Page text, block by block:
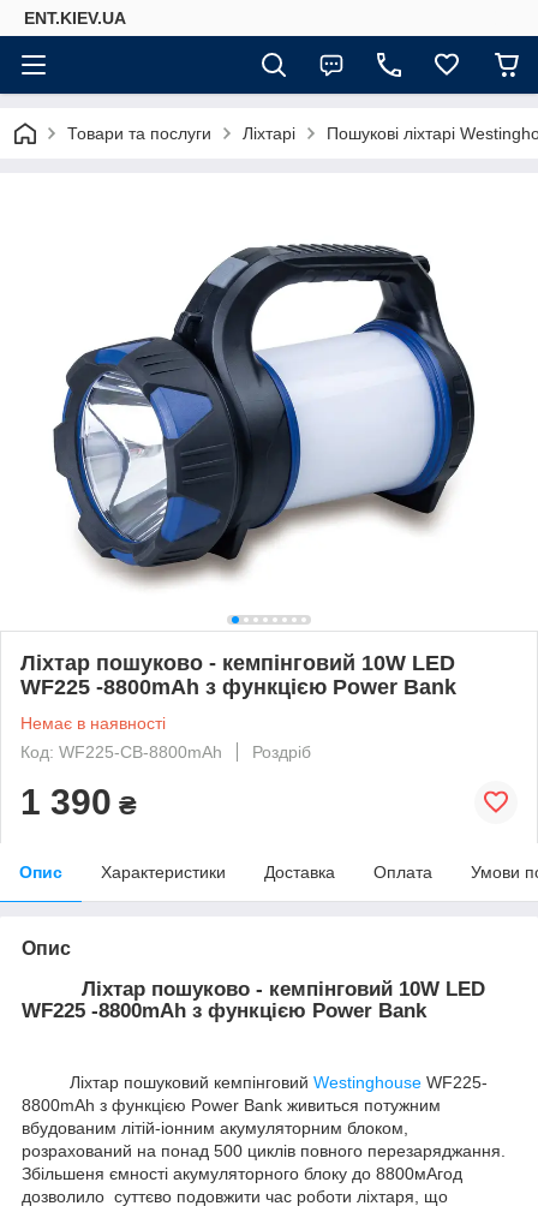
ENT.KIEV.UA
Товари та послуги Ліхтарі Пошукові ліхтарі
Ліхтар пошуково - кемпінговий 10W LED
WF225 -8800mAh з функцією Power Bank
Немає в наявності
Код: WF225-CB-8800mAh
Роздріб
1 390 ₴
Опис Характеристики Доставка Оплата Умови
Опис
Ліхтар пошуково - кемпінговий 10W LED
WF225 -8800mAh з функцією Power Bank
Ліхтар пошуковий кемпінговий Westinghouse WF225-
8800mAh з функцією Power Bank живиться потужним
вбудованим літій-іонним акумуляторним блоком,
розрахований на понад 500 циклів повного перезаряджання.
Збільшеня ємності акумуляторного блоку до 8800мАгод
дозволило суттєво подовжити час роботи ліхтаря, що